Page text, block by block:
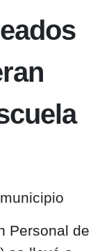
Personal de